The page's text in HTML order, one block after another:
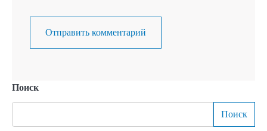
Поиск
Поиск